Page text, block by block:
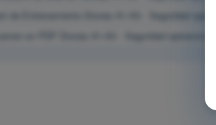
de Entrenamiento Drones A1-A3 - Seguridad
en PDF Drones A1-A3 - Seguridad operacional